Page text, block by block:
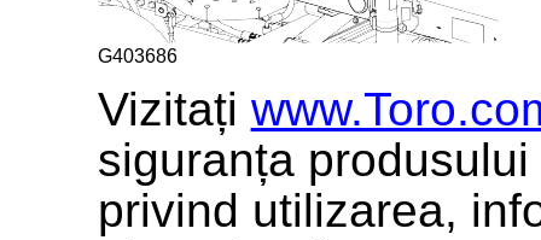
G403686
Vizitați
siguranța
privind utilizarea,